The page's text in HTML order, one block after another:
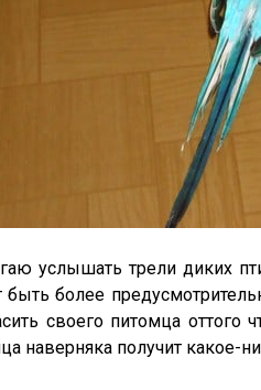
услышать трели диких
более
своего питомца оттого
наверняка получит какое-